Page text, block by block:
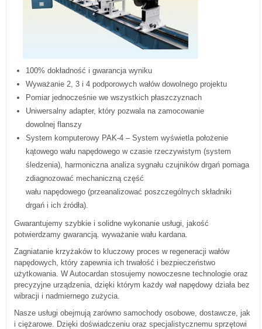
100% dokładność i gwarancja wyniku
Wyważanie 2, 3 i 4 podporowych wałów dowolnego projektu
Pomiar jednocześnie we wszystkich płaszczyznach
Uniwersalny adapter, który pozwala na zamocowanie
dowolnej flanszy
System komputerowy PAK-4 – System wyświetla położenie
kątowego wału napędowego w czasie rzeczywistym (system
śledzenia), harmoniczna analiza sygnału czujników drgań pomaga
zdiagnozować mechaniczną część
wału napędowego (przeanalizować poszczególnych składniki
drgań i ich źródła).
Gwarantujemy szybkie i solidne wykonanie usługi, jakość
potwierdzamy gwarancją. wyważanie wału kardana.
Zagniatanie krzyżaków to kluczowy proces w regeneracji wałów
napędowych, który zapewnia ich trwałość i bezpieczeństwo
użytkowania. W Autocardan stosujemy nowoczesne technologie oraz
precyzyjne urządzenia, dzięki którym każdy wał napędowy działa bez
wibracji i nadmiernego zużycia.
Nasze usługi obejmują zarówno samochody osobowe, dostawcze, jak
i ciężarowe. Dzięki doświadczeniu oraz specjalistycznemu sprzętowi